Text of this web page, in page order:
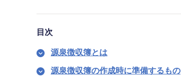
目次
源泉徴収簿とは
源泉徴収簿の作成時に準備するもの